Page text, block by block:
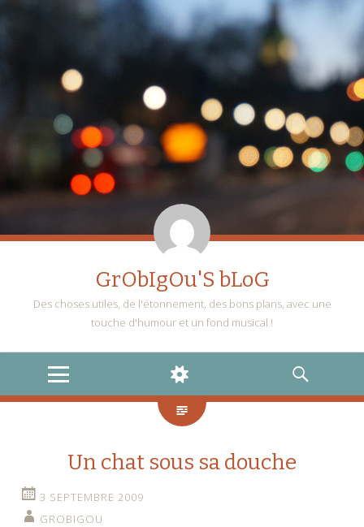
GrObIgOu'S bLoG
Des choses utiles, de l'étonnement, des bons plans, avec une
touche d'humour et un fond musical !
MENU
WIDGETS
RECHERCHE
Un chat sous sa douche
3 SEPTEMBRE 2009
GROBIGOU